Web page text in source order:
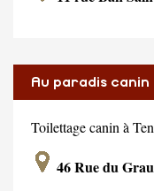
Au paradis canin
Toilettage canin à
46 Rue du